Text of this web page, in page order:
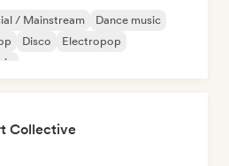
/ Mainstream
Dance music
Disco
Electropop
Collective